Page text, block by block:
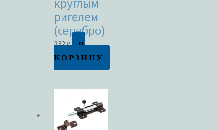
круглым
ригелем
(серебро)
232₽
В
КОРЗИНУ